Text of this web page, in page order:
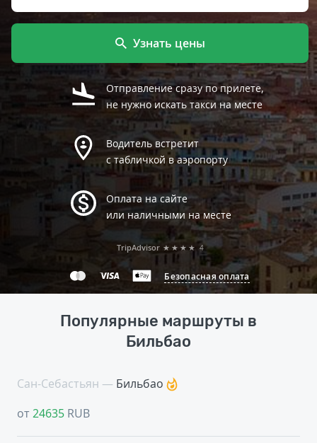
Узнать цены
Отправление сразу по прилете,
не нужно искать такси на месте
Водитель встретит
с табличкой в аэропорту
Оплата на сайте
или наличными на месте
Безопасная оплата
TripAdvisor ★★★★ 4
Популярные маршруты в
Бильбао
Сан-Себастьян — Бильбао
от24635 RUB